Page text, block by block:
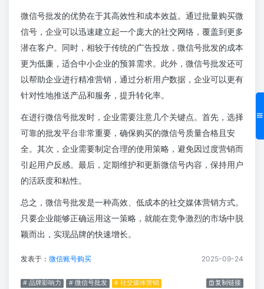
微信号批发的优势在于其高效性和成本效益。通过批量购买微
信号，企业可以迅速建立起一个庞大的社交网络，覆盖到更多
潜在客户。同时，相较于传统的广告投放，微信号批发的成本
更为低廉，适合中小企业的预算需求。此外，微信号批发还可
以帮助企业进行精准营销，通过分析用户数据，企业可以更有
针对性地推送产品和服务，提升转化率。
在进行微信号批发时，企业需要注意几个关键点。首先，选择
可靠的批发平台非常重要，确保购买的微信号质量合格且安
全。其次，企业需要制定合理的使用策略，避免因过度营销而
引起用户反感。最后，定期维护和更新微信号内容，保持用户
的活跃度和粘性。
总之，微信号批发是一种高效、低成本的社交媒体营销方式。
只要企业能够正确运用这一策略，就能在竞争激烈的市场中脱
颖而出，实现品牌的快速增长。
发表于： 微信账号购买 2025-09-24
# 品牌影响力 # 微信号批发 # 社交媒体营销 复制链接